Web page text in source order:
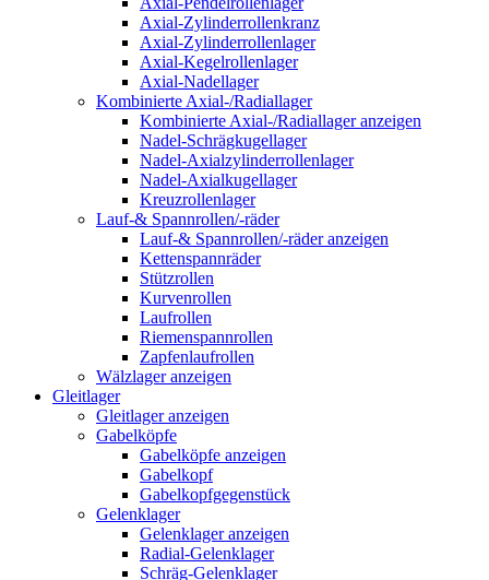
Axial-Zylinderrollenkranz
Axial-Zylinderrollenlager
Axial-Kegelrollenlager
Axial-Nadellager
Kombinierte Axial-/Radiallager
Kombinierte Axial-/Radiallager anzeigen
Nadel-Schrägkugellager
Nadel-Axialzylinderrollenlager
Nadel-Axialkugellager
Kreuzrollenlager
Lauf-& Spannrollen/-räder
Lauf-& Spannrollen/-räder anzeigen
Kettenspannräder
Stützrollen
Kurvenrollen
Laufrollen
Riemenspannrollen
Zapfenlaufrollen
Wälzlager anzeigen
Gleitlager
Gleitlager anzeigen
Gabelköpfe
Gabelköpfe anzeigen
Gabelkopf
Gabelkopfgegenstück
Gelenklager
Gelenklager anzeigen
Radial-Gelenklager
Schräg-Gelenklager